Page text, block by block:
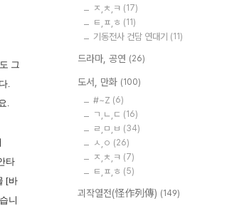
그
.
.
타
[바
니
ㅈ,ㅊ,ㅋ (17)
ㅌ,ㅍ,ㅎ (11)
기동전사 건담 연대기 (11)
드라마, 공연 (26)
도서, 만화 (100)
#~Z (6)
ㄱ,ㄴ,ㄷ (16)
ㄹ,ㅁ,ㅂ (34)
ㅅ,ㅇ (26)
ㅈ,ㅊ,ㅋ (7)
ㅌ,ㅍ,ㅎ (5)
괴작열전(怪作列傳) (149)